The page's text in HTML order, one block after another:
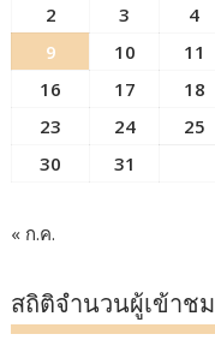
2
3 4
9
10 11
16
17 18
23
24 25
30
31
« ก.ค.
สถิติจำนวนผู้เข้าชม